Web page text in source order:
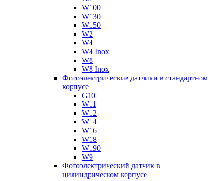
W100
W130
W150
W2
W4
W4 Inox
W8
W8 Inox
Фотоэлектрические датчики в стандартном
корпусе
G10
W11
W12
W14
W16
W18
W190
W9
Фотоэлектрический датчик в
цилиндрическом корпусе